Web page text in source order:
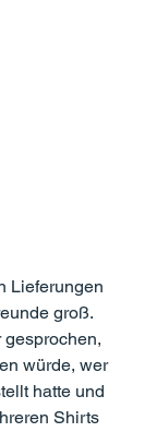
Lieferungen
groß.
würde, wer
hatte und
Shirts